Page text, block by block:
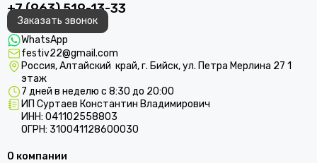
+7 (963) 519-13-33
Заказать звонок
WhatsApp
festiv22@gmail.com
Россия, Алтайский край, г. Бийск, ул. Петра Мерлина 27 1
этаж
7 дней в неделю с 8:30 до 20:00
ИП Суртаев Константин Владимирович
ИНН: 041102558803
ОГРН: 310041128600030
О компании